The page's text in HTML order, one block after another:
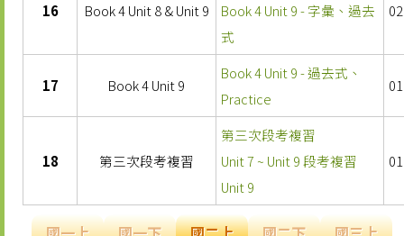
16 Book 4 Unit 8 & Unit 9
Book 4 Unit 9 - 字彙、過去
式
17 Book 4 Unit 9
Book 4 Unit 9 - 過去式、
Practice
18 第三次段考複習
第三次段考複習
Unit 7 ~ Unit 9 段考複習
Unit 9